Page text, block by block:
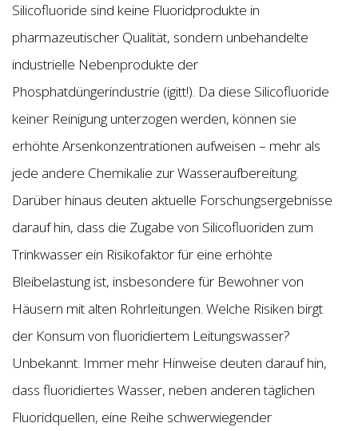
Silicofluoride sind keine Fluoridprodukte in
pharmazeutischer Qualität, sondern unbehandelte
industrielle Nebenprodukte der
Phosphatdüngerindustrie (igitt!). Da diese Silicofluoride
keiner Reinigung unterzogen werden, können sie
erhöhte Arsenkonzentrationen aufweisen – mehr als
jede andere Chemikalie zur Wasseraufbereitung.
Darüber hinaus deuten aktuelle Forschungsergebnisse
darauf hin, dass die Zugabe von Silicofluoriden zum
Trinkwasser ein Risikofaktor für eine erhöhte
Bleibelastung ist, insbesondere für Bewohner von
Häusern mit alten Rohrleitungen. Welche Risiken birgt
der Konsum von fluoridiertem Leitungswasser?
Unbekannt. Immer mehr Hinweise deuten darauf hin,
dass fluoridiertes Wasser, neben anderen täglichen
Fluoridquellen, eine Reihe schwerwiegender